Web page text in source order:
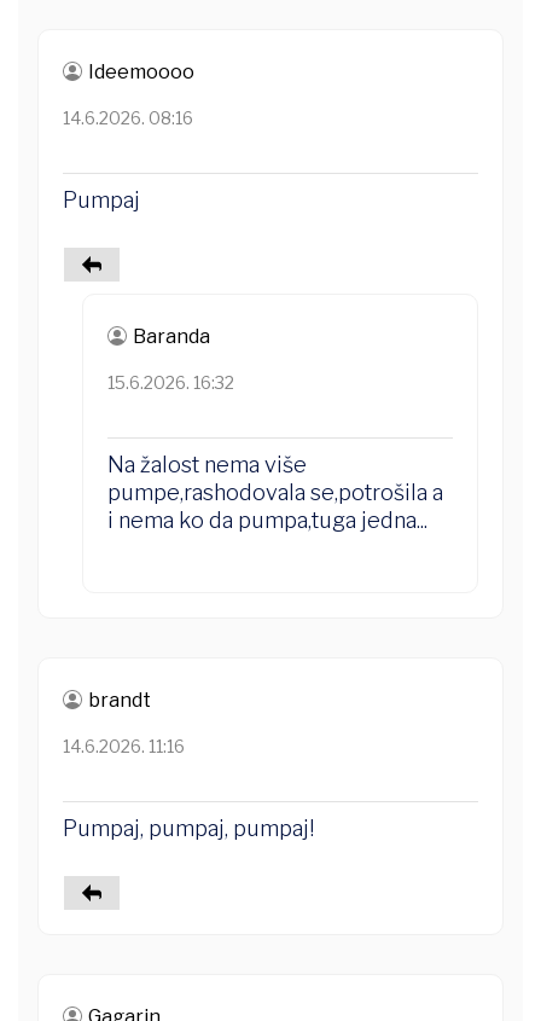
Ideemoooo
14.6.2026. 08:16
Pumpaj
Baranda
15.6.2026. 16:32
Na žalost nema više
pumpe,rashodovala se,potrošila a
i nema ko da pumpa,tuga jedna...
brandt
14.6.2026. 11:16
Pumpaj, pumpaj, pumpaj!